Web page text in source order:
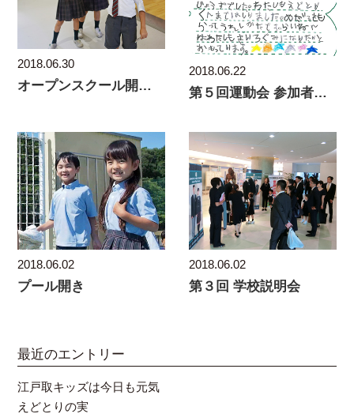
2018.06.30
オープンスクール開会！
2018.06.22
第５回運動会 参加者の感想
2018.06.02
プール開き
2018.06.02
第３回 学校説明会
最近のエントリー
江戸取キッズは今日も元気
えどとりの実